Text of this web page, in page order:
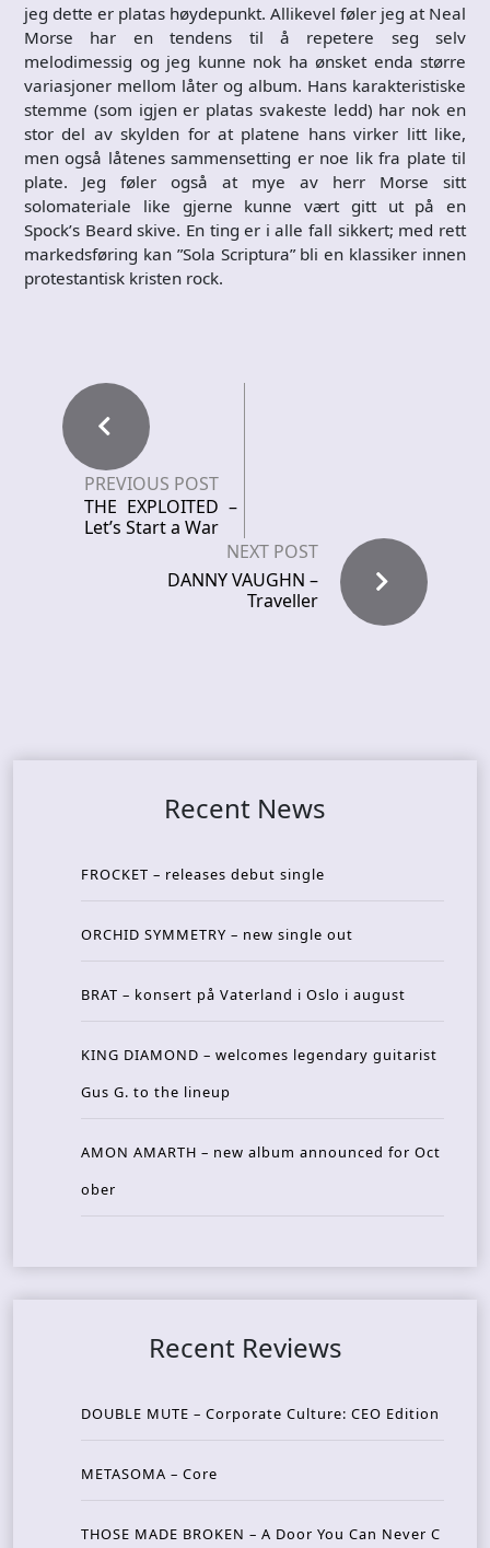
jeg dette er platas høydepunkt. Allikevel føler jeg at Neal
Morse har en tendens til å repetere seg selv
melodimessig og jeg kunne nok ha ønsket enda større
variasjoner mellom låter og album. Hans karakteristiske
stemme (som igjen er platas svakeste ledd) har nok en
stor del av skylden for at platene hans virker litt like,
men også låtenes sammensetting er noe lik fra plate til
plate. Jeg føler også at mye av herr Morse sitt
solomateriale like gjerne kunne vært gitt ut på en
Spock’s Beard skive. En ting er i alle fall sikkert; med rett
markedsføring kan ”Sola Scriptura” bli en klassiker innen
protestantisk kristen rock.
PREVIOUS POST
THE EXPLOITED –
Let’s Start a War
NEXT POST
DANNY VAUGHN –
Traveller
Recent News
FROCKET – releases debut single
ORCHID SYMMETRY – new single out
BRAT – konsert på Vaterland i Oslo i august
KING DIAMOND – welcomes legendary guitarist
Gus G. to the lineup
AMON AMARTH – new album announced for Oct
ober
Recent Reviews
DOUBLE MUTE – Corporate Culture: CEO Edition
METASOMA – Core
THOSE MADE BROKEN – A Door You Can Never C